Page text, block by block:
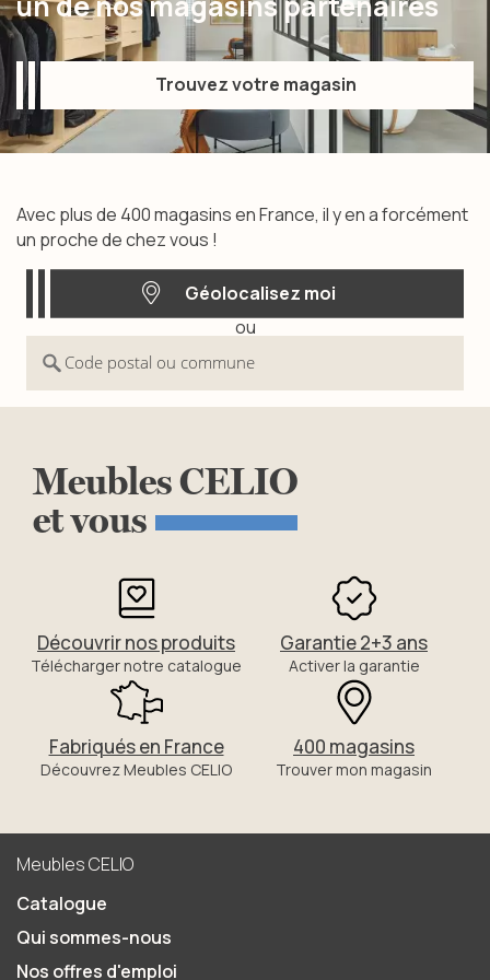
Trouvez votre magasin
Trouvez votre magasin
Avec plus de 400 magasins en France, il y en a forcément
un proche de chez vous !
Géolocalisez moi
Géolocalisez moi
ou
Code postal ou commune
MeublesCELIO
etvous
Découvrir nos produits
Télécharger notre catalogue
Garantie 2+3 ans
Activer la garantie
Fabriqués en France
Découvrez Meubles CELIO
400 magasins
Trouver mon magasin
Meubles CELIO
Catalogue
Qui sommes-nous
Nos offres d'emploi